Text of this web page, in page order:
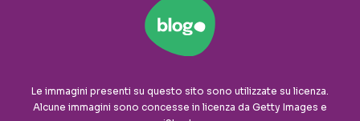
Le immagini presenti su questo sito sono utilizzate su licenza.
Alcune immagini sono concesse in licenza da Getty Images e